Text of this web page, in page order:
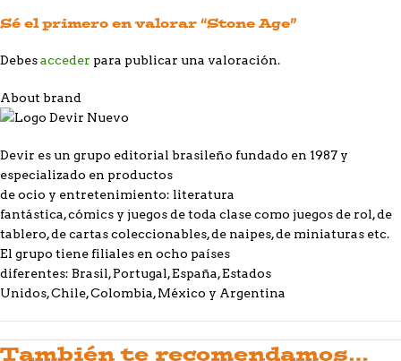
Sé el primero en valorar “Stone Age”
Debesacceder para publicar una valoración.
About brand
Devir es un grupo editorial brasileño fundado en 1987 y
especializado en productos
de ocio y entretenimiento: literatura
fantástica, cómics y juegos de toda clase como juegos de rol, de
tablero, de cartas coleccionables, de naipes, de miniaturas etc.
El grupo tiene filiales en ocho países
diferentes: Brasil, Portugal, España, Estados
Unidos, Chile, Colombia, México y Argentina
También te recomendamos…